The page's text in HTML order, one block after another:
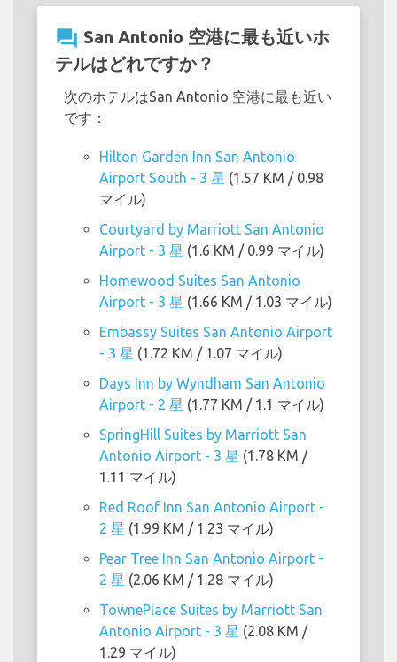
question_answer San Antonio 空港に最も近いホ
テルはどれですか？
次のホテルはSan Antonio 空港に最も近い
です：
Hilton Garden Inn San Antonio
Airport South - 3 星 (1.57 KM / 0.98
マイル)
Courtyard by Marriott San Antonio
Airport - 3 星 (1.6 KM / 0.99 マイル)
Homewood Suites San Antonio
Airport - 3 星 (1.66 KM / 1.03 マイル)
Embassy Suites San Antonio Airport
- 3 星 (1.72 KM / 1.07 マイル)
Days Inn by Wyndham San Antonio
Airport - 2 星 (1.77 KM / 1.1 マイル)
SpringHill Suites by Marriott San
Antonio Airport - 3 星 (1.78 KM /
1.11 マイル)
Red Roof Inn San Antonio Airport -
2 星 (1.99 KM / 1.23 マイル)
Pear Tree Inn San Antonio Airport -
2 星 (2.06 KM / 1.28 マイル)
TownePlace Suites by Marriott San
Antonio Airport - 3 星 (2.08 KM /
1.29 マイル)